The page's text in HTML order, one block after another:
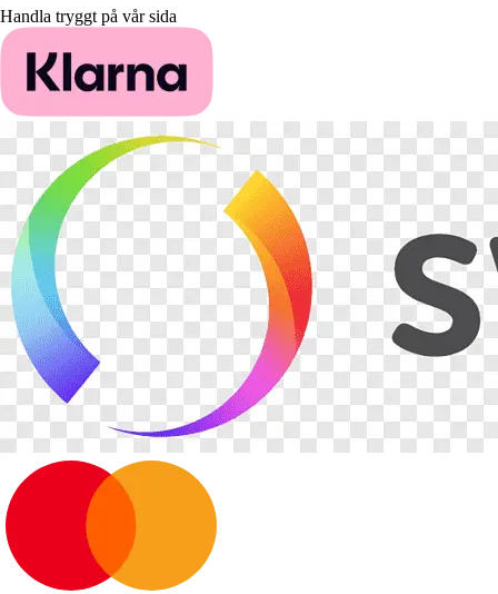
Handla tryggt på vår sida